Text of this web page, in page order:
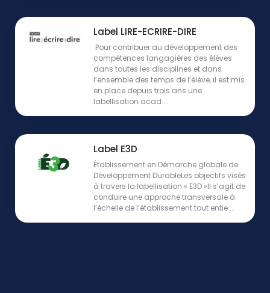
Label LIRE-ECRIRE-DIRE
Pour contribuer au développement des
compétences langagières des élèves
dans toutes les disciplines et dans
l’ensemble des temps de l’élève, il est mis
en place depuis trois ans une
labellisation acad ...
Label E3D
Établissement en Démarche globale de
Développement DurableLes objectifs visés
à travers la labellisation « E3D »Il s’agit de
conduire une approche transversale à
l’échelle de l’établissement tout entie ...